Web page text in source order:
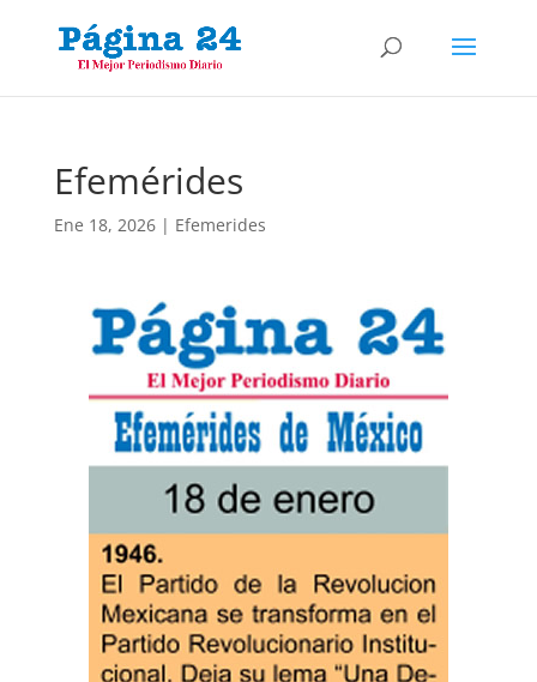
Efemérides
Ene 18, 2026| Efemerides